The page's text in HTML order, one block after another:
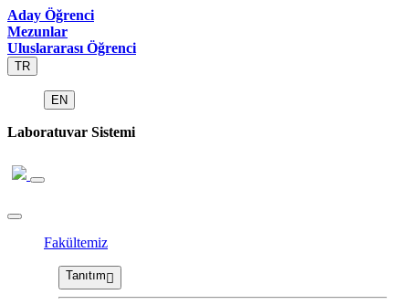
Aday Öğrenci
Mezunlar
Uluslararası Öğrenci
TR
EN
Laboratuvar Sistemi
Fakültemiz
Tanıtım